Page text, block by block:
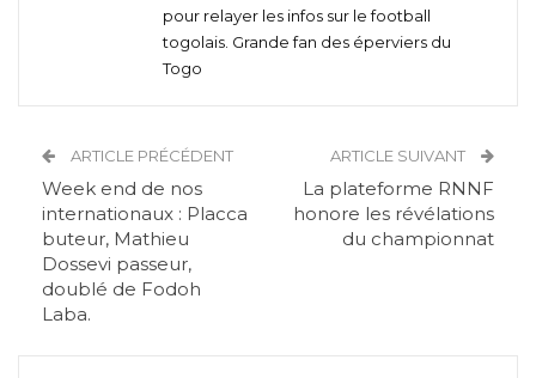
pour relayer les infos sur le football
togolais. Grande fan des éperviers du
Togo
ARTICLE PRÉCÉDENT
Week end de nos
internationaux : Placca
buteur, Mathieu
Dossevi passeur,
doublé de Fodoh
Laba.
ARTICLE SUIVANT
La plateforme RNNF
honore les révélations
du championnat